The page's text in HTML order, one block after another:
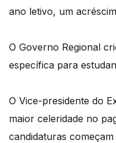
ano letivo, um
O Governo Regional
específica para
O Vice-presidente do
maior celeridade no
candidaturas